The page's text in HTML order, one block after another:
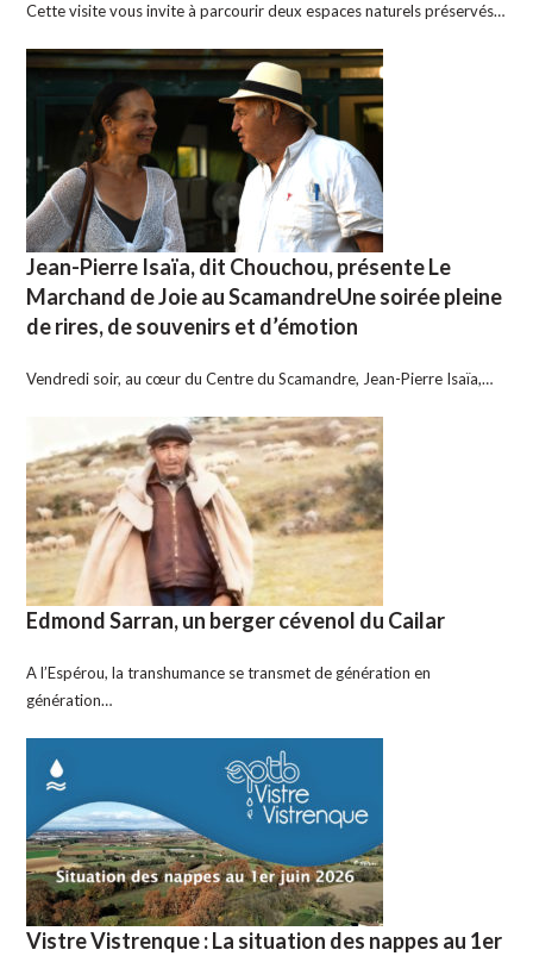
Cette visite vous invite à parcourir deux espaces naturels préservés…
Jean-Pierre Isaïa, dit Chouchou, présente Le
Marchand de Joie au ScamandreUne soirée pleine
de rires, de souvenirs et d’émotion
Vendredi soir, au cœur du Centre du Scamandre, Jean-Pierre Isaïa,…
Edmond Sarran, un berger cévenol du Cailar
A l’Espérou, la transhumance se transmet de génération en
génération…
Vistre Vistrenque : La situation des nappes au 1er